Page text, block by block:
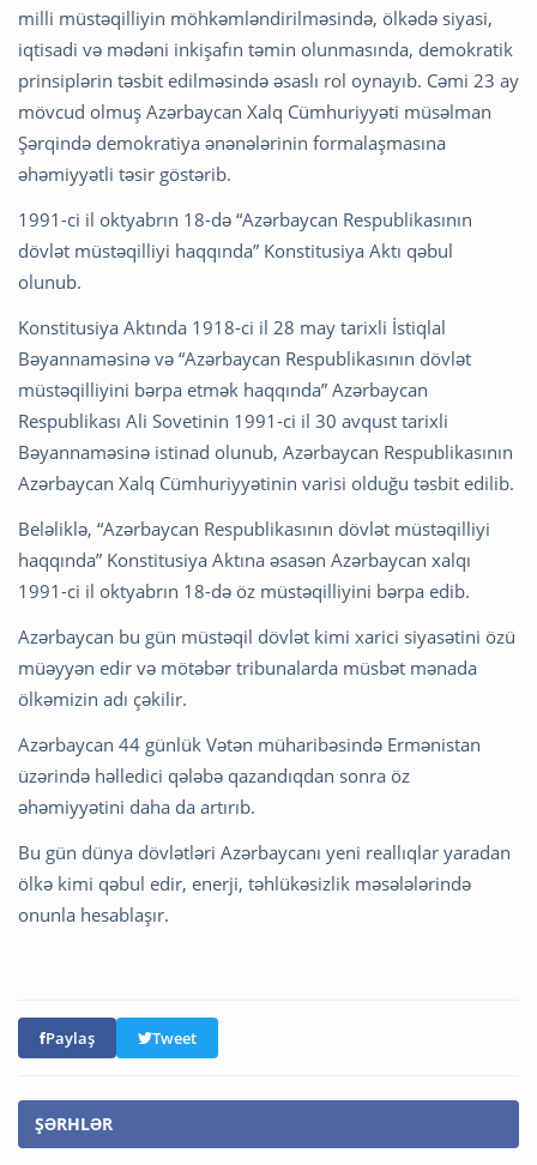
milli müstəqilliyin möhkəmləndirilməsində, ölkədə siyasi,
iqtisadi və mədəni inkişafın təmin olunmasında, demokratik
prinsiplərin təsbit edilməsində əsaslı rol oynayıb. Cəmi 23 ay
mövcud olmuş Azərbaycan Xalq Cümhuriyyəti müsəlman
Şərqində demokratiya ənənələrinin formalaşmasına
əhəmiyyətli təsir göstərib.
1991-ci il oktyabrın 18-də “Azərbaycan Respublikasının
dövlət müstəqilliyi haqqında” Konstitusiya Aktı qəbul
olunub.
Konstitusiya Aktında 1918-ci il 28 may tarixli İstiqlal
Bəyannaməsinə və “Azərbaycan Respublikasının dövlət
müstəqilliyini bərpa etmək haqqında” Azərbaycan
Respublikası Ali Sovetinin 1991-ci il 30 avqust tarixli
Bəyannaməsinə istinad olunub, Azərbaycan Respublikasının
Azərbaycan Xalq Cümhuriyyətinin varisi olduğu təsbit edilib.
Beləliklə, “Azərbaycan Respublikasının dövlət müstəqilliyi
haqqında” Konstitusiya Aktına əsasən Azərbaycan xalqı
1991-ci il oktyabrın 18-də öz müstəqilliyini bərpa edib.
Azərbaycan bu gün müstəqil dövlət kimi xarici siyasətini özü
müəyyən edir və mötəbər tribunalarda müsbət mənada
ölkəmizin adı çəkilir.
Azərbaycan 44 günlük Vətən müharibəsində Ermənistan
üzərində həlledici qələbə qazandıqdan sonra öz
əhəmiyyətini daha da artırıb.
Bu gün dünya dövlətləri Azərbaycanı yeni reallıqlar yaradan
ölkə kimi qəbul edir, enerji, təhlükəsizlik məsələlərində
onunla hesablaşır.
Paylaş Tweet
ŞƏRHLƏR